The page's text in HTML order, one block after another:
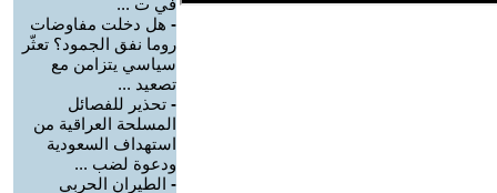
في ت ...
- هل دخلت مفاوضات
روما نفق الجمود؟ تعثّر
سياسي يتزامن مع
تصعيد ...
- تحذير للفصائل
المسلحة العراقية من
استهداف السعودية
ودعوة لضب ...
- الطيران الحربي